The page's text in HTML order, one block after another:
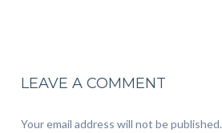
LEAVE A COMMENT
Your email address will not be published.